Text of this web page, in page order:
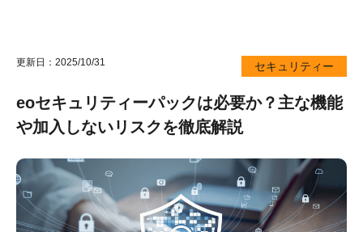
更新日：2025/10/31 セキュリティー
eoセキュリティーパックは必要か？主な機能
や加入しないリスクを徹底解説